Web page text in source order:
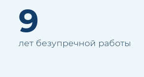
9
лет безупречной работы